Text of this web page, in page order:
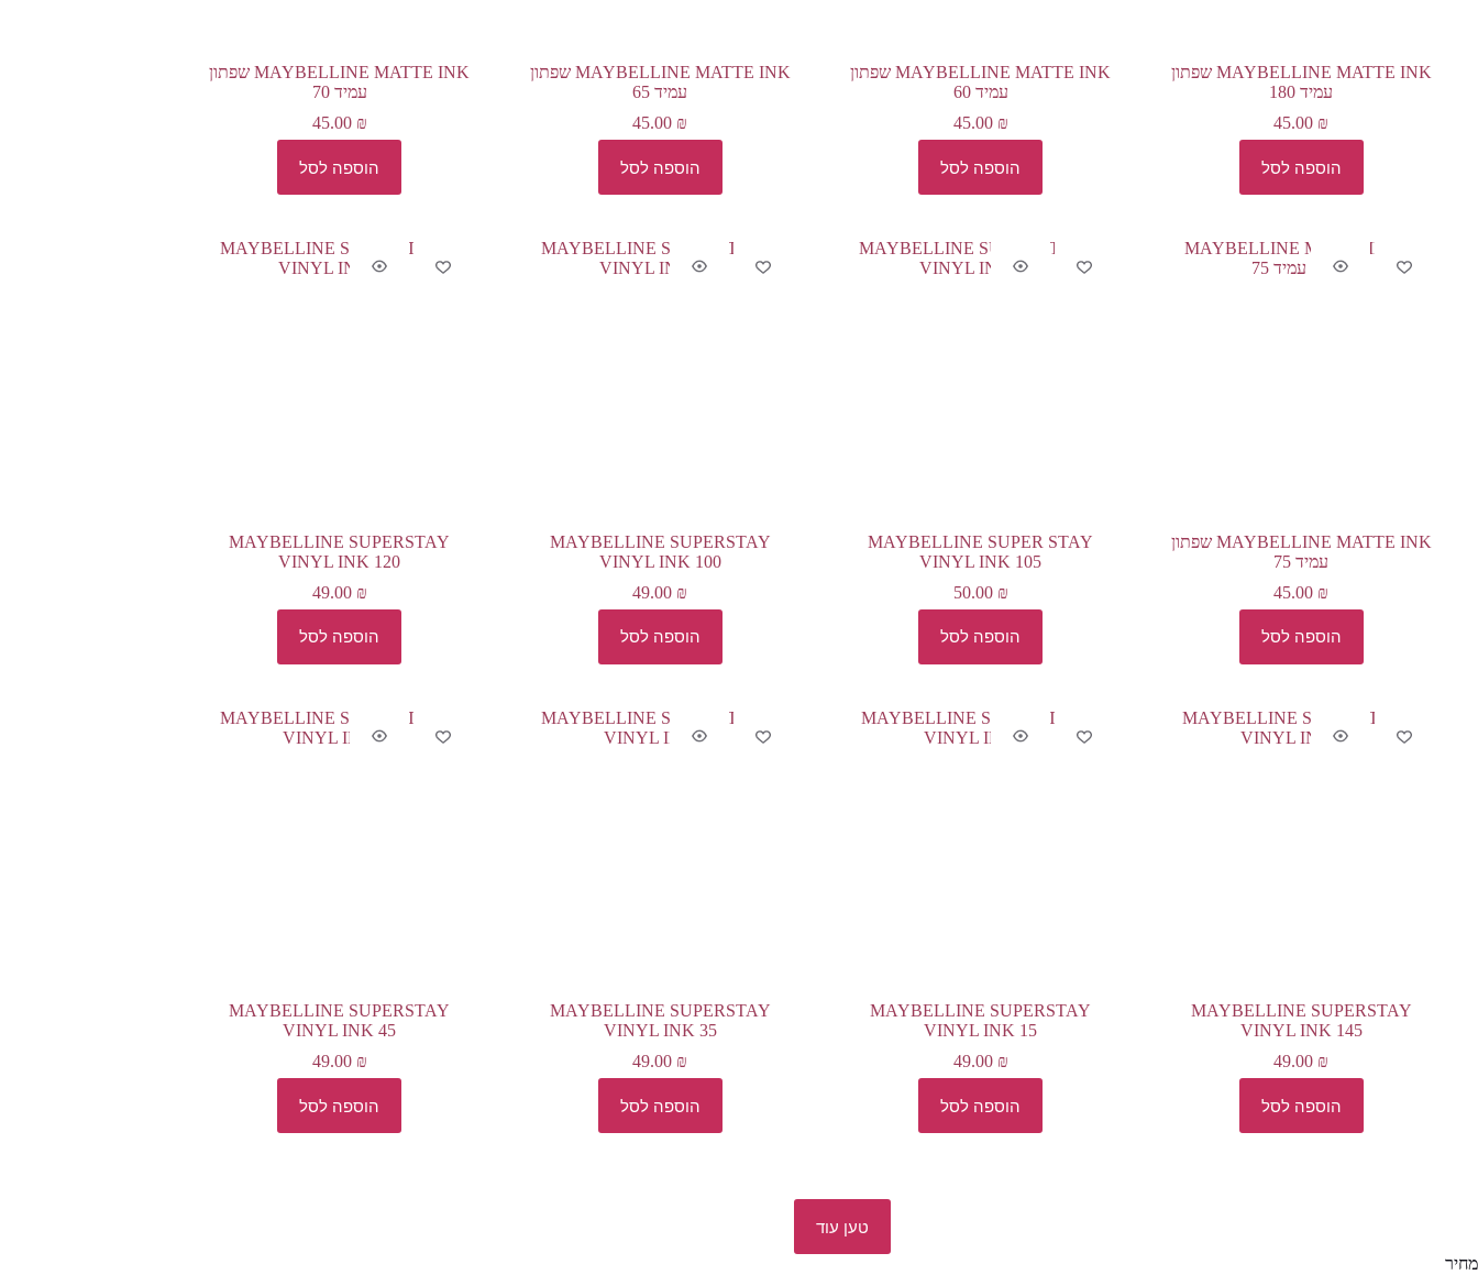
MAYBELLINE MATTE INK שפתון
עמיד 180
45.00 ₪
הוספה לסל
MAYBELLINE MATTE INK שפתון
עמיד 60
45.00 ₪
הוספה לסל
MAYBELLINE MATTE INK שפתון
עמיד 65
45.00 ₪
הוספה לסל
MAYBELLINE MATTE INK שפתון
עמיד 70
45.00 ₪
הוספה לסל
MAYBELLINE MATTE INK שפתון
עמיד 75
45.00 ₪
הוספה לסל
MAYBELLINE SUPER STAY
VINYL INK 105
50.00 ₪
הוספה לסל
MAYBELLINE SUPERSTAY
VINYL INK 100
49.00 ₪
הוספה לסל
MAYBELLINE SUPERSTAY
VINYL INK 120
49.00 ₪
הוספה לסל
MAYBELLINE SUPERSTAY
VINYL INK 145
49.00 ₪
הוספה לסל
MAYBELLINE SUPERSTAY
VINYL INK 15
49.00 ₪
הוספה לסל
MAYBELLINE SUPERSTAY
VINYL INK 35
49.00 ₪
הוספה לסל
MAYBELLINE SUPERSTAY
VINYL INK 45
49.00 ₪
הוספה לסל
טען עוד
מחיר